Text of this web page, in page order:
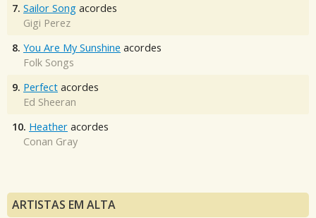
7. Sailor Song acordes
Gigi Perez
8. You Are My Sunshine acordes
Folk Songs
9. Perfect acordes
Ed Sheeran
10. Heather acordes
Conan Gray
ARTISTAS EM ALTA